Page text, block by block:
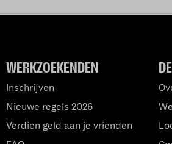
WERKZOEKENDEN
Inschrijven
Nieuwe regels 2026
Verdien geld aan je vrienden